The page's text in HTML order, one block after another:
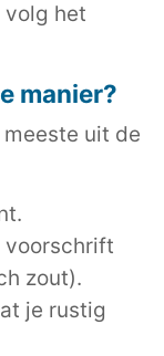
volg het
manier?
uit de
voorschrift
zout).
je rustig